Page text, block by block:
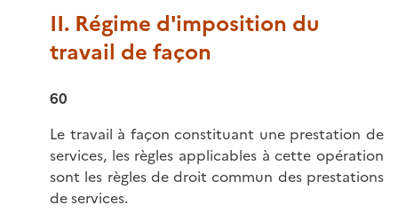
II. Régime d'imposition du
travail de façon
60
Le travail à façon constituant une prestation de
services, les règles applicables à cette opération
sont les règles de droit commun des prestations
de services.